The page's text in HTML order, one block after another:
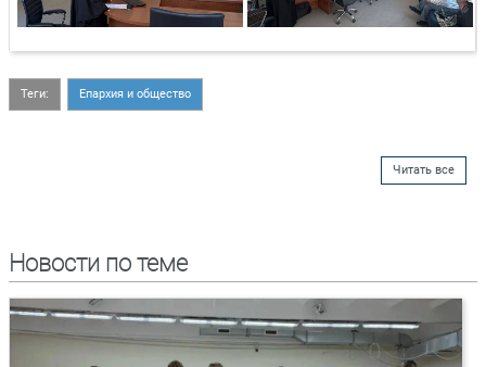
Теги: Епархия и общество
Читать все
Новости по теме